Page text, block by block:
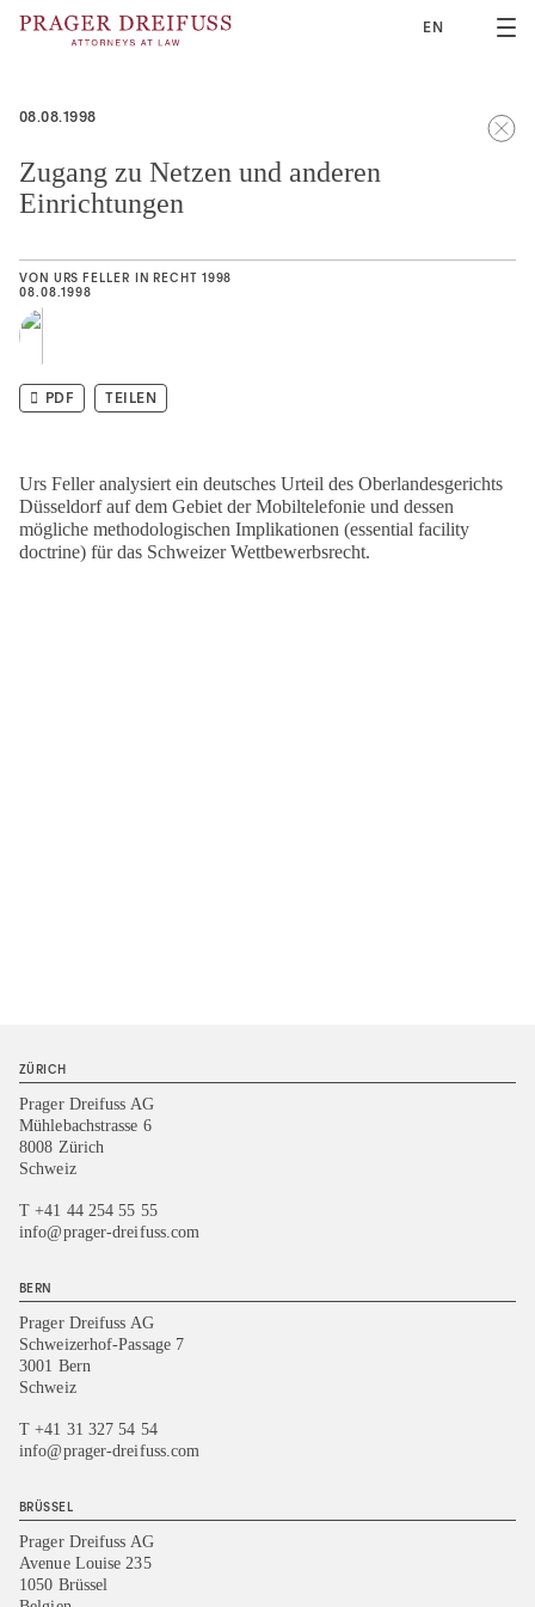
EN
08.08.1998
Zugang zu Netzen und anderen
Einrichtungen
VON URS FELLER IN
RECHT 1998
08.08.1998
PDF TEILEN
Urs Feller analysiert ein deutsches Urteil des Oberlandesgerichts
Düsseldorf auf dem Gebiet der Mobiltelefonie und dessen
mögliche methodologischen Implikationen (essential facility
doctrine) für das Schweizer Wettbewerbsrecht.
ZÜRICH
Prager Dreifuss AG
Mühlebachstrasse 6
8008 Zürich
Schweiz
T +41 44 254 55 55
info@prager-dreifuss.com
BERN
Prager Dreifuss AG
Schweizerhof-Passage 7
3001 Bern
Schweiz
T +41 31 327 54 54
info@prager-dreifuss.com
BRÜSSEL
Prager Dreifuss AG
Avenue Louise 235
1050 Brüssel